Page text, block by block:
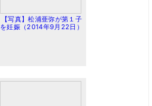
【写真】松浦亜弥が第１子
を妊娠（2014年9月22日）